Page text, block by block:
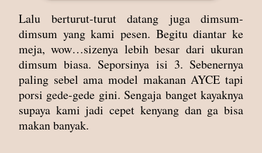
Lalu berturut-turut datang juga dimsum-
dimsum yang kami pesen. Begitu diantar ke
meja, wow…sizenya lebih besar dari ukuran
dimsum biasa. Seporsinya isi 3. Sebenernya
paling sebel ama model makanan AYCE tapi
porsi gede-gede gini. Sengaja banget kayaknya
supaya kami jadi cepet kenyang dan ga bisa
makan banyak.